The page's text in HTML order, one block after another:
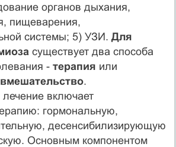
органов дыхания,
пищеварения,
системы; 5) УЗИ. Для
существует два способа
- терапия или
.
включает
гормональную,
десенсибилизирующую
Основным компонентом